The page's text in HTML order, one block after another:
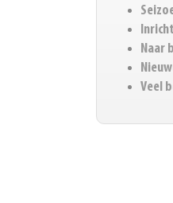
Naar
Veel